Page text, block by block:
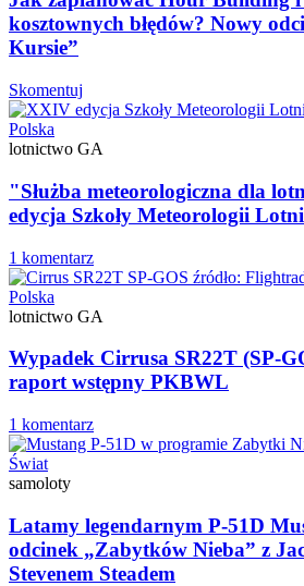
kosztownych błędów? Nowy
Kursie”
Skomentuj
Polska
lotnictwo GA
"Służba meteorologiczna dla
edycja Szkoły Meteorologii
1 komentarz
Polska
lotnictwo GA
Wypadek Cirrusa SR22T (SP-
raport wstępny PKBWL
1 komentarz
Świat
samoloty
Latamy legendarnym P-51D
odcinek „Zabytków Nieba” z
Stevenem Steadem